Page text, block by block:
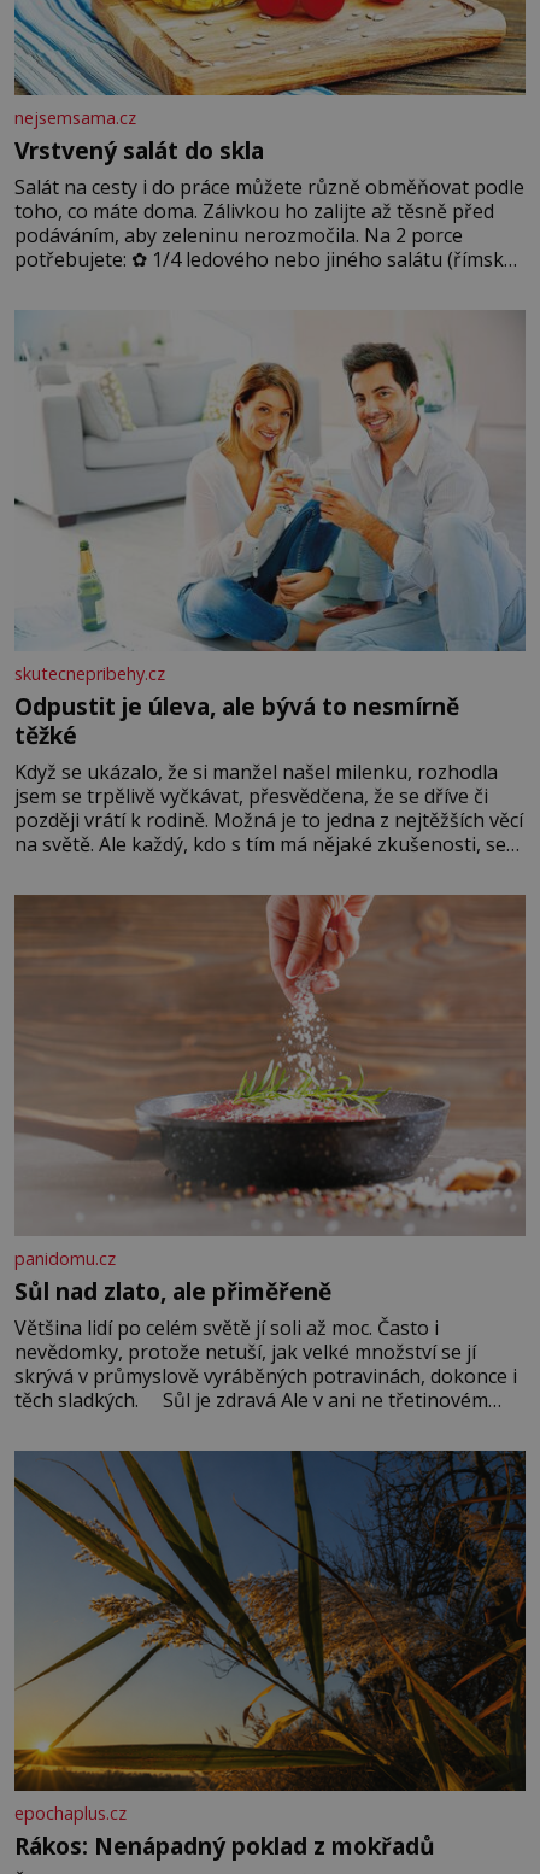
nejsemsama.cz
Vrstvený salát do skla
Salát na cesty i do práce můžete různě obměňovat podle
toho, co máte doma. Zálivkou ho zalijte až těsně před
podáváním, aby zeleninu nerozmočila. Na 2 porce
potřebujete: ✿ 1/4 ledového nebo jiného salátu (římský
okurky ✿ 2 rajčata Zálivka: ✿ 4 lžíce olivového oleje ✿ 1
lžíci citronové šťávy ✿ ½ stroužku
skutecnepribehy.cz
Odpustit je úleva, ale bývá to nesmírně
těžké
Když se ukázalo, že si manžel našel milenku, rozhodla
jsem se trpělivě vyčkávat, přesvědčena, že se dříve či
později vrátí k rodině. Možná je to jedna z nejtěžších věcí
na světě. Ale každý, kdo s tím má nějaké zkušenosti, se
Když se ke mně doneslo, že si manžel pořídil milenku,
panidomu.cz
Sůl nad zlato, ale přiměřeně
Většina lidí po celém světě jí soli až moc. Často i
nevědomky, protože netuší, jak velké množství se jí
skrývá v průmyslově vyráběných potravinách, dokonce i
těch sladkých. Sůl je zdravá Ale v ani ne třetinovém
základní složky– sodík a chlór – jsou zásadní pro
správné hospodaření
epochaplus.cz
Rákos: Nenápadný poklad z mokřadů